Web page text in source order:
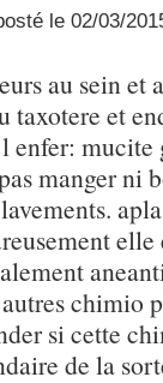
le 02/03/
au sein et
et
enfer: mucite
manger ni
elle
chimio
si cette
de la